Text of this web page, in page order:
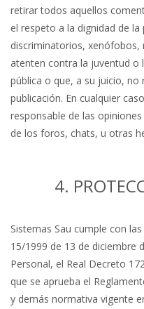
retirar todos aquellos
el respeto a la dignidad de la
discriminatorios,
atenten contra la juventud o
pública o que, a su juicio, no
publicación. En cualquier
responsable de las
de los foros, chats, u otras
4.
Sistemas Sau cumple con
15/1999 de 13 de diciembre
Personal, el Real Decreto
que se aprueba el
y demás normativa vigente